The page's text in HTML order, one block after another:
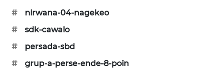
#
nirwana-04-nagekeo
#
sdk-cawalo
#
persada-sbd
#
grup-a-perse-ende-8-poin
HUMBANG
GARONGGANG